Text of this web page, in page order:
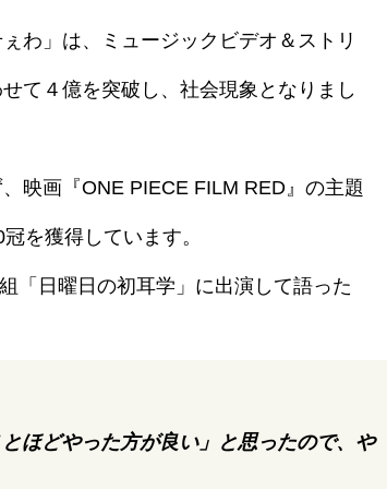
わ」は、ミュージックビデオ＆ストリ
て４億を突破し、社会現象となりまし
映画『ONE PIECE FILM RED』の主題
を獲得しています。
「日曜日の初耳学」に出演して語った
ほどやった方が良い」と思ったので、や